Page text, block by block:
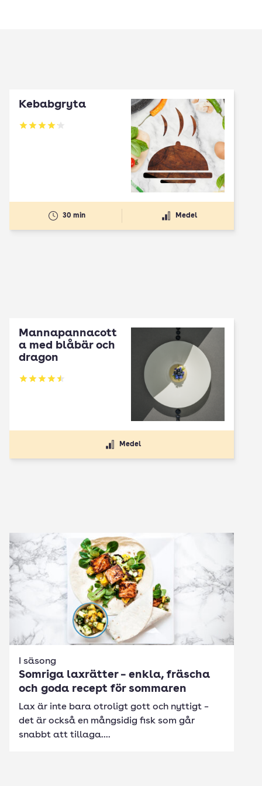
Kebabgryta
Betyg: 4.1 av 5
30 min Medel
Mannapannacott
a med blåbär och
dragon
Betyg: 4.5 av 5
Medel
I säsong
Somriga laxrätter – enkla, fräscha
och goda recept för sommaren
Lax är inte bara otroligt gott och nyttigt –
det är också en mångsidig fisk som går
snabbt att tillaga....